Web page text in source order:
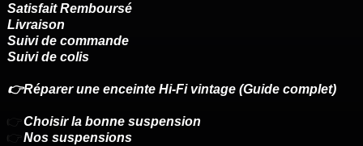
Satisfait Remboursé
Livraison
Suivi de commande
Suivi de colis
👉Réparer une enceinte Hi-Fi vintage (Guide complet)
👉 Choisir la bonne suspension
👉 Nos suspensions